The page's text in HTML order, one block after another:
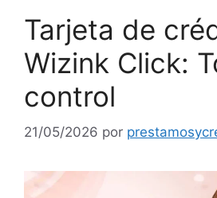
Tarjeta de
Wizink Click:
control
21/05/2026 por